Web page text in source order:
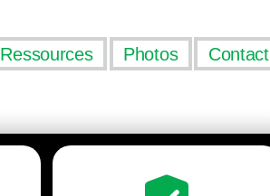
Ressources Photos Contact